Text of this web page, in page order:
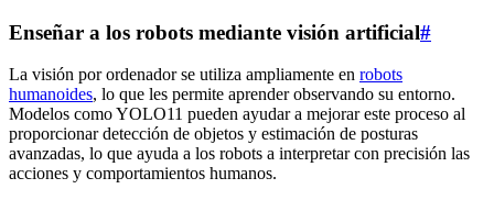
Enseñar a los robots mediante visión artificial#
La visión por ordenador se utiliza ampliamente en robots
humanoides, lo que les permite aprender observando su entorno.
Modelos como YOLO11 pueden ayudar a mejorar este proceso al
proporcionar detección de objetos y estimación de posturas
avanzadas, lo que ayuda a los robots a interpretar con precisión las
acciones y comportamientos humanos.